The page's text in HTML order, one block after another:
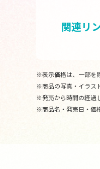
関連リ
※表示価格は、一部を
※商品の写真・イラス
※発売から時間の経過
※商品名・発売日・価